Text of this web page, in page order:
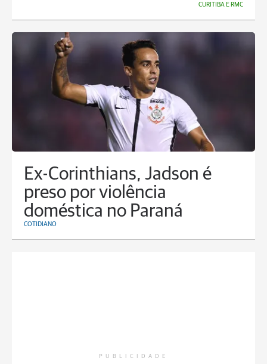
CURITIBA E RMC
Ex-Corinthians, Jadson é
preso por violência
doméstica no Paraná
COTIDIANO
PUBLICIDADE